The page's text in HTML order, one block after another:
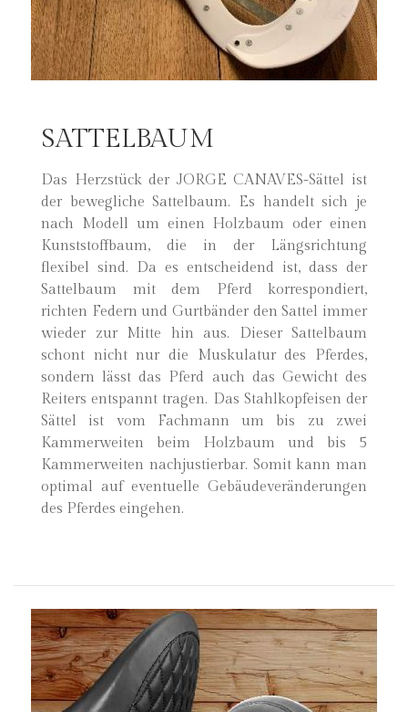
SATTELBAUM
Das Herzstück der JORGE CANAVES-Sättel ist
der bewegliche Sattelbaum. Es handelt sich je
nach Modell um einen Holzbaum oder einen
Kunststoffbaum, die in der Längsrichtung
flexibel sind. Da es entscheidend ist, dass der
Sattelbaum mit dem Pferd korrespondiert,
richten Federn und Gurtbänder den Sattel immer
wieder zur Mitte hin aus. Dieser Sattelbaum
schont nicht nur die Muskulatur des Pferdes,
sondern lässt das Pferd auch das Gewicht des
Reiters entspannt tragen. Das Stahlkopfeisen der
Sättel ist vom Fachmann um bis zu zwei
Kammerweiten beim Holzbaum und bis 5
Kammerweiten nachjustierbar. Somit kann man
optimal auf eventuelle Gebäudeveränderungen
des Pferdes eingehen.